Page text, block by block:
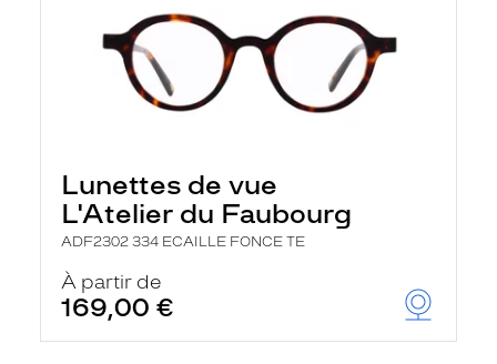
Lunettes de vue
L'Atelier du Faubourg
ADF2302 334 ECAILLE FONCE TE
À partir de
169,00 €